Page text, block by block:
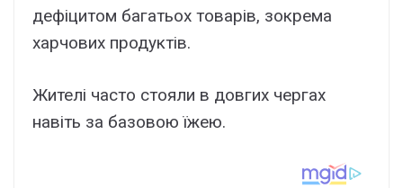
дефіцитом багатьох товарів, зокрема
харчових продуктів.
Жителі часто стояли в довгих чергах
навіть за базовою їжею.